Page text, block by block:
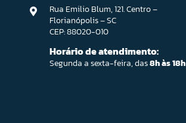
Rua Emilio Blum, 121. Centro –
Florianópolis – SC
CEP: 88020-010
Horário de atendimento:
Segunda a sexta-feira, das8h às 18h